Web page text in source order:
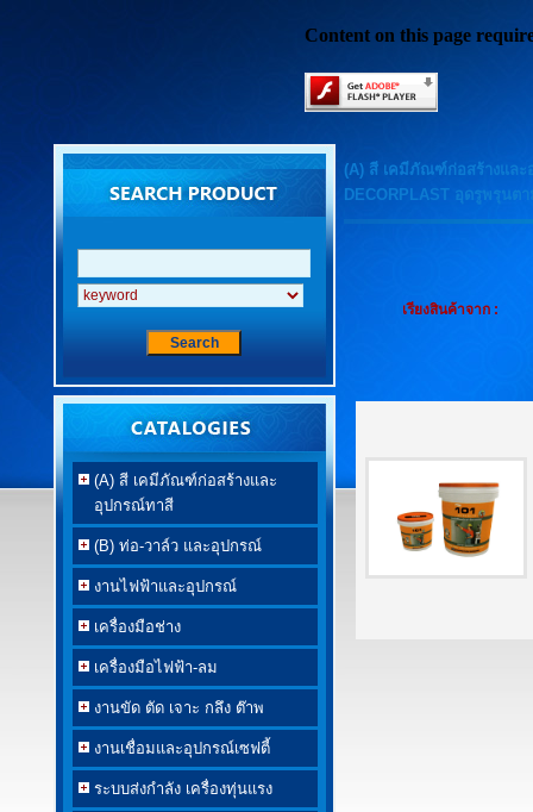
Content on this page
(A) สี เคมีภัณฑ์ก่อสร้างและ
อุปกรณ์ทาสี
(B) ท่อ-วาล์ว และอุปกรณ์
งานไฟฟ้าและอุปกรณ์
เครื่องมือช่าง
เครื่องมือไฟฟ้า-ลม
งานขัด ตัด เจาะ กลึง ต๊าพ
งานเชื่อมและอุปกรณ์เซฟตี้
ระบบส่งกำลัง เครื่องทุ่นแรง
(A) สี เคมีภัณฑ์ก่อสร้างแล
DECORPLAST อุดรูพรุนต
เรียงสินค้าจาก :